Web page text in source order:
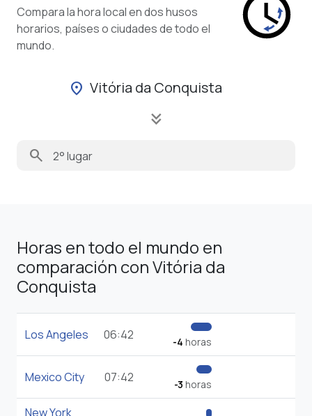
Compara la hora local en dos husos
horarios, países o ciudades de todo el
mundo.
location_on Vitória da Conquista
keyboard_double_arrow_down
search
Horas en todo el mundo en
comparación con Vitória da
Conquista
Los Angeles 06:42 -4 horas
Mexico City 07:42 -3 horas
New York